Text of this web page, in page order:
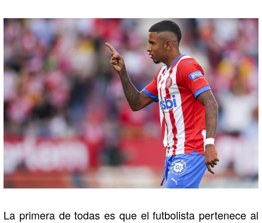
La primera de todas es que el futbolista pertenece al